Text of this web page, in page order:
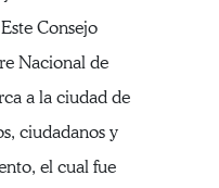
Consejo
Nacional de
a la ciudad de
ciudadanos y
el cual fue